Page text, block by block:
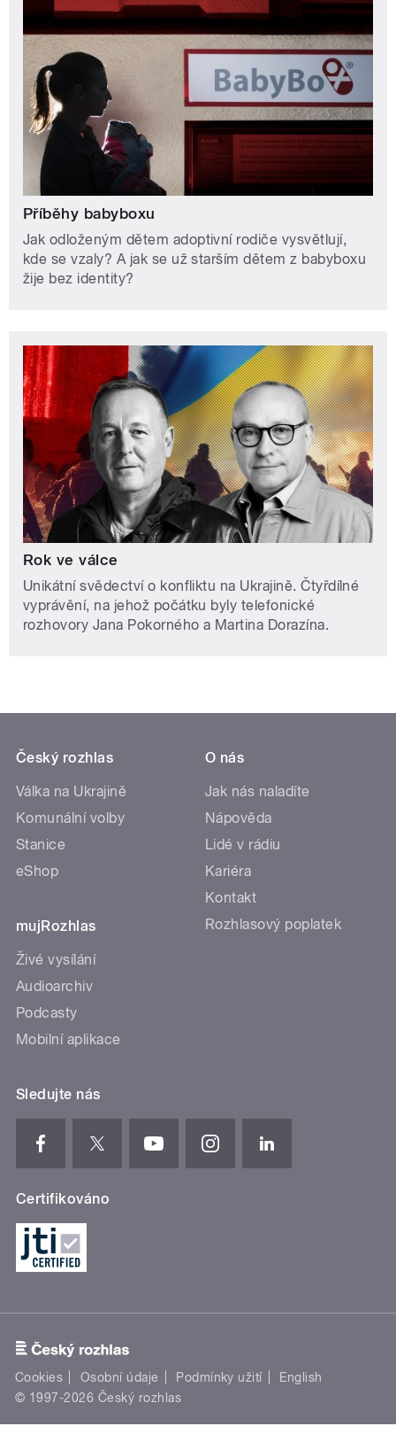
Příběhy babyboxu
Jak odloženým dětem adoptivní rodiče vysvětlují,
kde se vzaly? A jak se už starším dětem z babyboxu
žije bez identity?
Rok ve válce
Unikátní svědectví o konfliktu na Ukrajině. Čtyřdílné
vyprávění, na jehož počátku byly telefonické
rozhovory Jana Pokorného a Martina Dorazína.
Český rozhlas
Válka na Ukrajině
Komunální volby
Stanice
eShop
mujRozhlas
Živé vysílání
Audioarchiv
Podcasty
Mobilní aplikace
O nás
Jak nás naladíte
Nápověda
Lidé v rádiu
Kariéra
Kontakt
Rozhlasový poplatek
Sledujte nás
Certifikováno
Cookies Osobní údaje Podmínky užití
English
© 1997-2026 Český rozhlas